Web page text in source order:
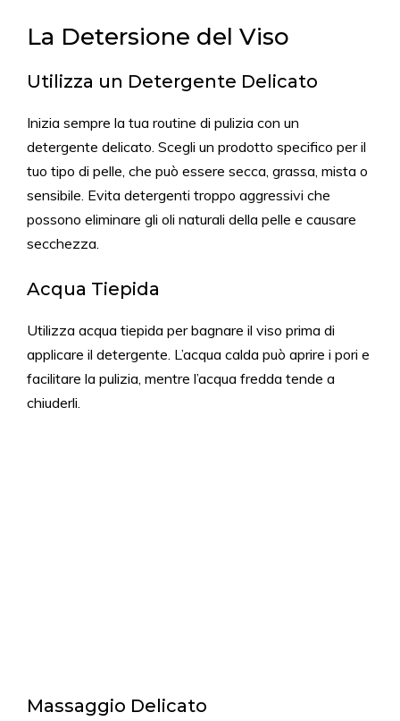
La Detersione del Viso
Utilizza un Detergente Delicato
Inizia sempre la tua routine di pulizia con un
detergente delicato. Scegli un prodotto specifico per il
tuo tipo di pelle, che può essere secca, grassa, mista o
sensibile. Evita detergenti troppo aggressivi che
possono eliminare gli oli naturali della pelle e causare
secchezza.
Acqua Tiepida
Utilizza acqua tiepida per bagnare il viso prima di
applicare il detergente. L’acqua calda può aprire i pori e
facilitare la pulizia, mentre l’acqua fredda tende a
chiuderli.
Massaggio Delicato